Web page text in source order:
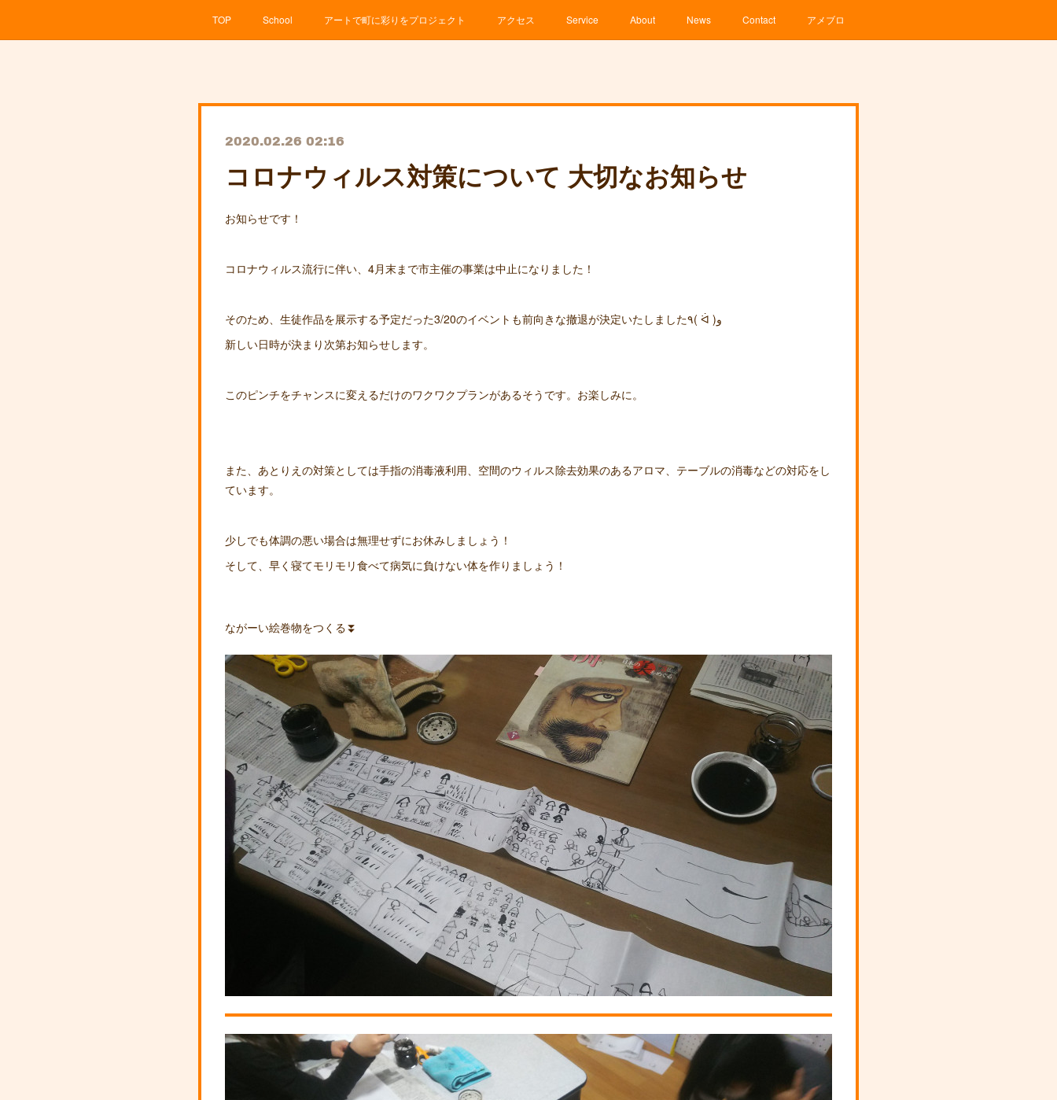
TOP School アートで町に彩りをプロジェクト アクセス Service About News Contact アメブロ
2020.02.26 02:16
コロナウィルス対策について 大切なお知らせ
お知らせです！
コロナウィルス流行に伴い、4月末まで市主催の事業は中止になりました！
そのため、生徒作品を展示する予定だった3/20のイベントも前向きな撤退が決定いたしました٩( ᐛ )و
新しい日時が決まり次第お知らせします。
このピンチをチャンスに変えるだけのワクワクプランがあるそうです。お楽しみに。
また、あとりえの対策としては手指の消毒液利用、空間のウィルス除去効果のあるアロマ、テーブルの消毒などの対応をし
ています。
少しでも体調の悪い場合は無理せずにお休みしましょう！
そして、早く寝てモリモリ食べて病気に負けない体を作りましょう！
ながーい絵巻物をつくる⏬